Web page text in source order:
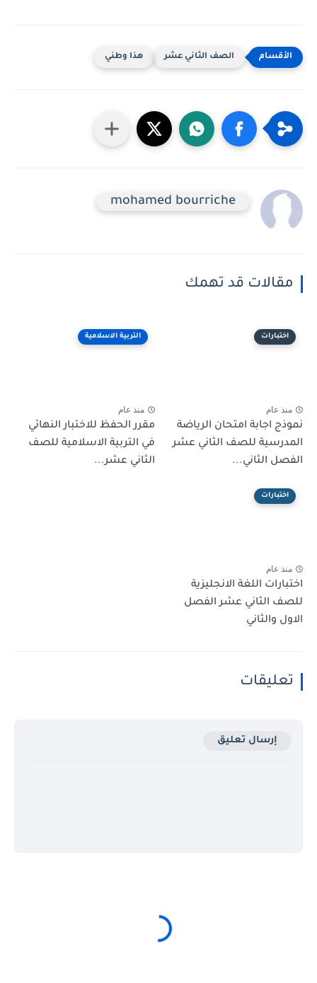
الصف الثاني عشر هذا وطني
mohamed bourriche
مقالات قد تهمك
اختبارات
منذ عام
نموذج اجابة امتحان الرياضة
المدرسية للصف الثاني عشر
الفصل الثاني...
التربية الاسلامية
منذ عام
مقرر الحفظ للاختبار النهائي
في التربية الاسلامية للصف
الثاني عشر...
اختبارات
منذ عام
اختبارات اللغة الانجليزية
للصف الثاني عشر الفصل
الاول والثاني
تعليقات
إرسال تعليق